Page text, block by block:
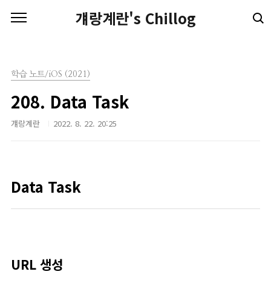
걔랑계란's Chillog
학습 노트/iOS (2021)
208. Data Task
걔랑계란 2022. 8. 22. 20:25
Data Task
URL 생성